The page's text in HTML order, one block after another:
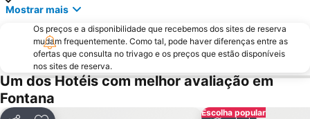
Mostrar mais
Os preços e a disponibilidade que recebemos dos sites de reserva
mudam frequentemente. Como tal, pode haver diferenças entre as
ofertas que consulta no trivago e os preços que estão disponíveis
nos sites de reserva.
Um dos Hotéis com melhor avaliação em
Fontana
Escolha popular